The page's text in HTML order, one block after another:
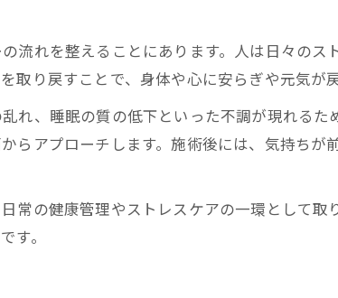
流れを整えることにあります。人は日々のス
り戻すことで、身体や心に安らぎや元気が
れ、睡眠の質の低下といった不調が現れる
らアプローチします。施術後には、気持ち
常の健康管理やストレスケアの一環として
す。